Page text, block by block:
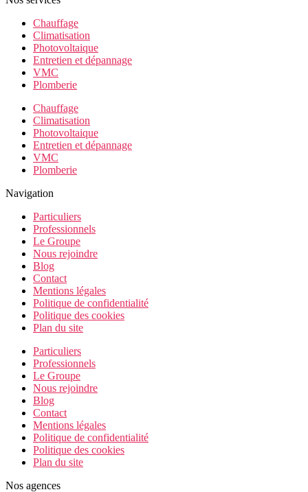
Chauffage
Climatisation
Photovoltaique
Entretien et dépannage
VMC
Plomberie
Chauffage
Climatisation
Photovoltaique
Entretien et dépannage
VMC
Plomberie
Navigation
Particuliers
Professionnels
Le Groupe
Nous rejoindre
Blog
Contact
Mentions légales
Politique de confidentialité
Politique des cookies
Plan du site
Particuliers
Professionnels
Le Groupe
Nous rejoindre
Blog
Contact
Mentions légales
Politique de confidentialité
Politique des cookies
Plan du site
Nos agences